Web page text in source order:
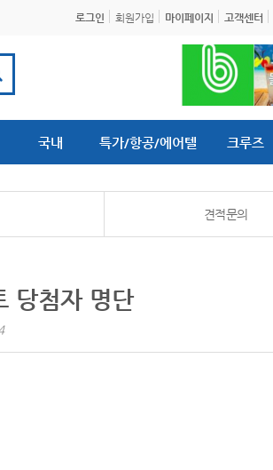
로그인 회원가입 마이페이지 고객센터
국내 특가/항공/에어텔 크루즈
견적문의
당첨자 명단